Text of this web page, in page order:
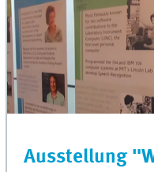
Ausstellung